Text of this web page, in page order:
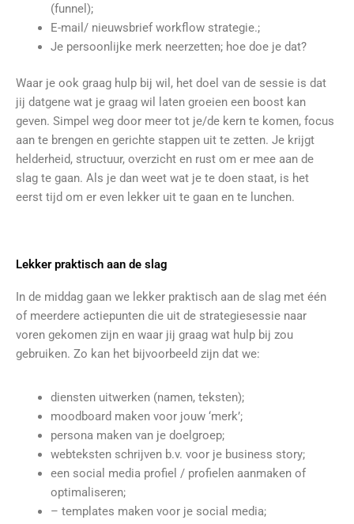
(funnel);
E-mail/ nieuwsbrief workflow strategie.;
Je persoonlijke merk neerzetten; hoe doe je dat?
Waar je ook graag hulp bij wil, het doel van de sessie is dat
jij datgene wat je graag wil laten groeien een boost kan
geven. Simpel weg door meer tot je/de kern te komen, focus
aan te brengen en gerichte stappen uit te zetten. Je krijgt
helderheid, structuur, overzicht en rust om er mee aan de
slag te gaan. Als je dan weet wat je te doen staat, is het
eerst tijd om er even lekker uit te gaan en te lunchen.
Lekker praktisch aan de slag
In de middag gaan we lekker praktisch aan de slag met één
of meerdere actiepunten die uit de strategiesessie naar
voren gekomen zijn en waar jij graag wat hulp bij zou
gebruiken. Zo kan het bijvoorbeeld zijn dat we:
diensten uitwerken (namen, teksten);
moodboard maken voor jouw ‘merk’;
persona maken van je doelgroep;
webteksten schrijven b.v. voor je business story;
een social media profiel / profielen aanmaken of
optimaliseren;
– templates maken voor je social media;